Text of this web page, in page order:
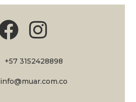
+57 3152428898
info@muar.com.co